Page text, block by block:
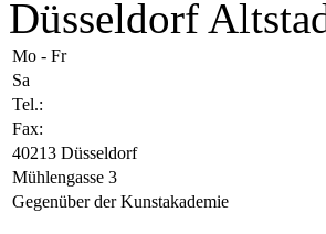
Düsseldorf
Mo - Fr
Sa
Tel.:
Fax:
40213 Düsseldorf
Mühlengasse 3
Gegenüber der Kunstakademie